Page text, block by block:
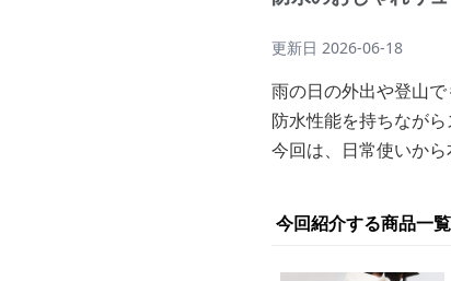
更新日 2026-06-18
雨の日の外出や登山
防水性能を持ちなが
今回は、日常使いか
今回紹介する商品一覧